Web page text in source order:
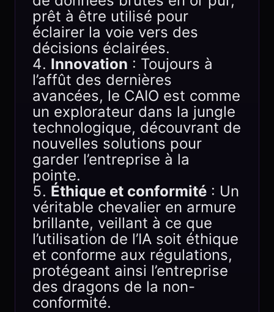
prêt à être utilisé pour
éclairer la voie vers des
décisions éclairées.
Innovation : Toujours à
l’affût des dernières
avancées, le CAIO est comme
un explorateur dans la jungle
technologique, découvrant de
nouvelles solutions pour
garder l’entreprise à la
pointe.
Éthique et conformité: Un
véritable chevalier en armure
brillante, veillant à ce que
l’utilisation de l’IA soit éthique
et conforme aux régulations,
protégeant ainsi l’entreprise
des dragons de la non-
conformité.